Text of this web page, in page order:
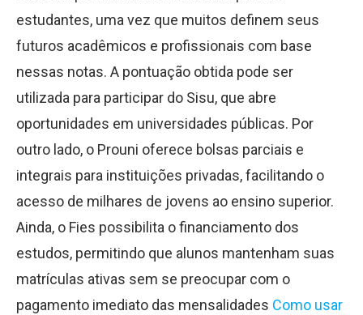
estudantes, uma vez que muitos definem seus
futuros acadêmicos e profissionais com base
nessas notas. A pontuação obtida pode ser
utilizada para participar do Sisu, que abre
oportunidades em universidades públicas. Por
outro lado, o Prouni oferece bolsas parciais e
integrais para instituições privadas, facilitando o
acesso de milhares de jovens ao ensino superior.
Ainda, o Fies possibilita o financiamento dos
estudos, permitindo que alunos mantenham suas
matrículas ativas sem se preocupar com o
pagamento imediato das mensalidades Como usar